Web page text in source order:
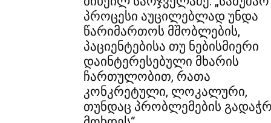
პროცესი აუცილებლად უნდა
წარიმართოს მშობლების,
პაციენტებისა თუ ნებისმიერი
დაინტერესებული მხარის
ჩართულობით, რათა
კონკრეტული, ლოკალური,
თუნდაც პრობლემების